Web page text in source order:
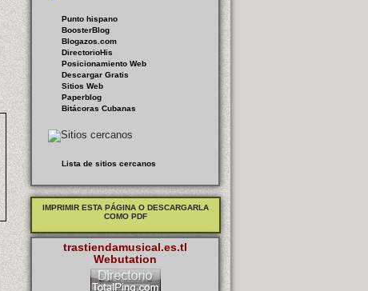
Punto hispano
BoosterBlog
Blogazos.com
DirectorioHis
Posicionamiento Web
Descargar Gratis
Sitios Web
Paperblog
Bitácoras Cubanas
Lista de sitios cercanos
IMPRIMIR ESTA PÁGINA O DESCARGARLA
COMO PDF
trastiendamusical.es.tl
Webutation